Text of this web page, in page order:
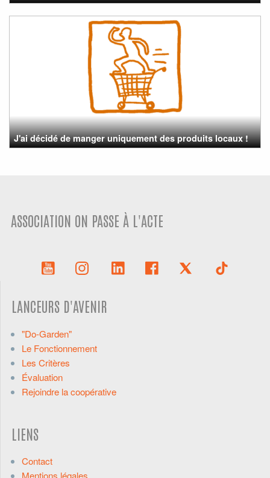
J'ai décidé de manger uniquement des produits locaux !
ASSOCIATION ON PASSE À L'ACTE
LANCEURS D'AVENIR
"Do-Garden"
Le Fonctionnement
Les Critères
Évaluation
Rejoindre la coopérative
LIENS
Contact
Mentions légales